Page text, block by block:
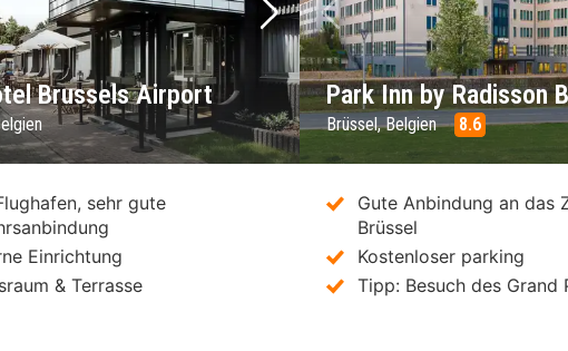
Bild
Nächstes Bild
Brussels Airport
sehr gute
Einrichtung
& Terrasse
Vorheriges Bild
Park Inn by Radisson
Brüssel, Belgien 8.6
Gute Anbindung an das
Brüssel
Kostenloser parking
Tipp: Besuch des Grand